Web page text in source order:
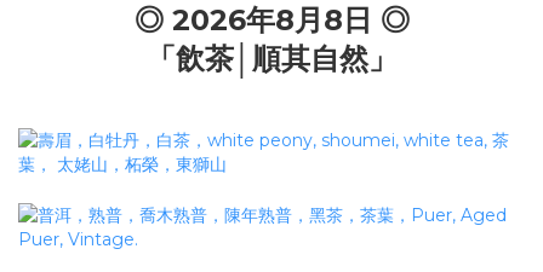
◎ 2026年8月8 日 ◎
「飲茶│順其自然」